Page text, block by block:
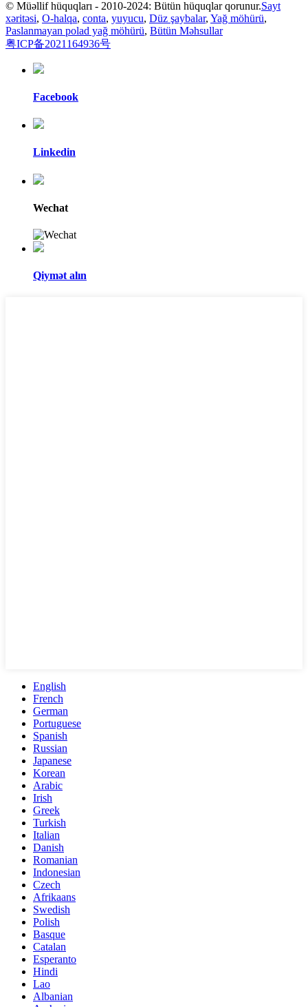
© Müəllif hüquqları - 2010-2024: Bütün hüquqlar qorunur.Sayt
xəritəsi, O-halqa, conta, yuyucu, Düz şaybalar, Yağ möhürü,
Paslanmayan polad yağ möhürü, Bütün Məhsullar
粤ICP备2021164936号
Facebook
Linkedin
Wechat
Qiymət alın
English
French
German
Portuguese
Spanish
Russian
Japanese
Korean
Arabic
Irish
Greek
Turkish
Italian
Danish
Romanian
Indonesian
Czech
Afrikaans
Swedish
Polish
Basque
Catalan
Esperanto
Hindi
Lao
Albanian